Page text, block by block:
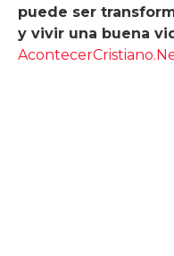
puede ser
y vivir una buena